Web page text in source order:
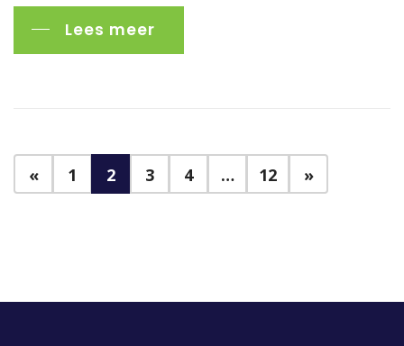
Lees meer
« 1 2 3 4 … 12 »